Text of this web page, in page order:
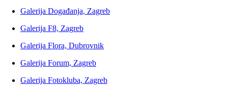
Galerija Događanja, Zagreb
Galerija F8, Zagreb
Galerija Flora, Dubrovnik
Galerija Forum, Zagreb
Galerija Fotokluba, Zagreb